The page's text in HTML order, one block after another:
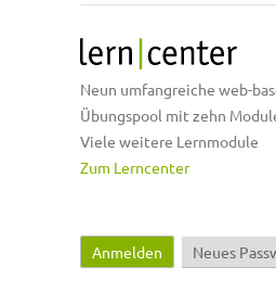
Neun umfangreiche web-
Übungspool mit zehn
Viele weitere Lernmodule
Zum Lerncenter
Haupt-Reiter
Anmelden (aktiver Reiter)
Neues